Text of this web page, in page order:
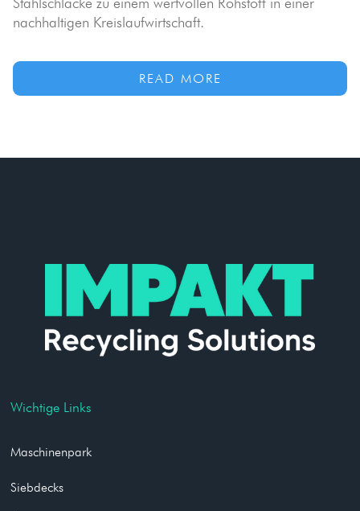
nachhaltigen Kreislaufwirtschaft.
READ MORE
Wichtige Links
Maschinenpark
Siebdecks